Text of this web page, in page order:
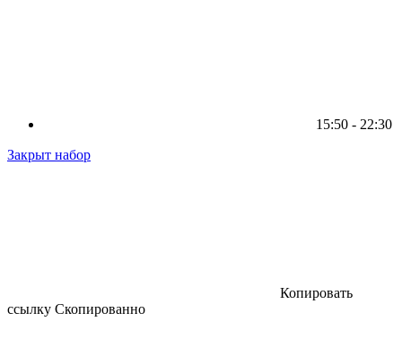
15:50 - 22:30
Закрыт набор
Копировать
ссылку Скопированно